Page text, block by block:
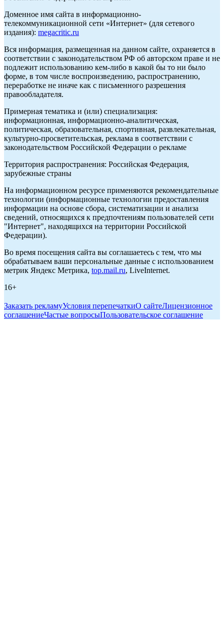
Доменное имя сайта в информационно-
телекоммуникационной сети «Интернет» (для сетевого
издания): megacritic.ru
Вся информация, размещенная на данном сайте, охраняется в
соответствии с законодательством РФ об авторском праве и не
подлежит использованию кем-либо в какой бы то ни было
форме, в том числе воспроизведению, распространению,
переработке не иначе как с письменного разрешения
правообладателя.
Примерная тематика и (или) специализация:
информационная, информационно-аналитическая,
политическая, образовательная, спортивная, развлекательная,
культурно-просветительская, реклама в соответствии с
законодательством Российской Федерации о рекламе
Территория распространения: Российская Федерация,
зарубежные страны
На информационном ресурсе применяются рекомендательные
технологии (информационные технологии предоставления
информации на основе сбора, систематизации и анализа
сведений, относящихся к предпочтениям пользователей сети
"Интернет", находящихся на территории Российской
Федерации).
Во время посещения сайта вы соглашаетесь с тем, что мы
обрабатываем ваши персональные данные с использованием
метрик Яндекс Метрика, top.mail.ru, LiveInternet.
16+
Заказать рекламуУсловия перепечаткиО сайтеЛицензионное
соглашениеЧастые вопросыПользовательское соглашение